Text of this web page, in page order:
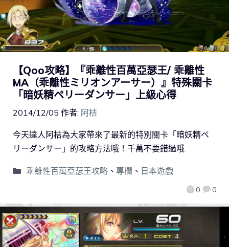
【Qoo攻略】『乖離性百萬亞瑟王/ 乖離性
MA（乖離性ミリオンアーサー）』特殊關卡
「暗妖精ペリーダンサー」上級心得
2014/12/05 作者: 阿桔
0 0
今天達人阿桔為大家帶來了最新的特別關卡「暗妖精ペ
リーダンサー」的攻略方法哦！千萬不要錯過哦
乖離性百萬亞瑟王攻略、 專欄 、 日本遊戲